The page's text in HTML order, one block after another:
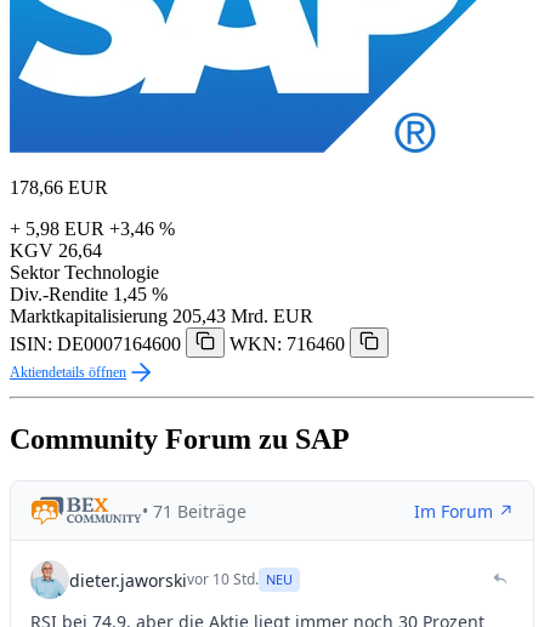
178,66 EUR
+ 5,98 EUR +3,46 %
KGV 26,64
Sektor Technologie
Div.-Rendite 1,45 %
Marktkapitalisierung 205,43 Mrd. EUR
ISIN: DE0007164600
WKN: 716460
Aktiendetails öffnen
Community Forum zu SAP